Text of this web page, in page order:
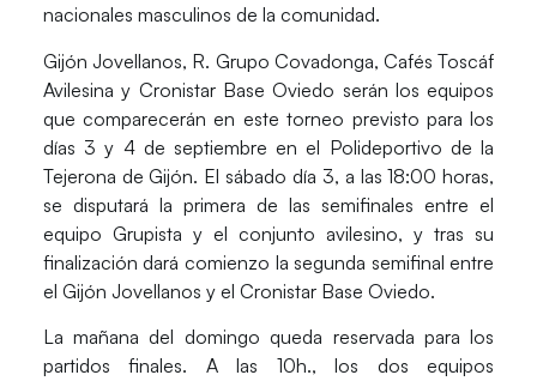
nacionales masculinos de la comunidad.
Gijón Jovellanos, R. Grupo Covadonga, Cafés Toscáf
Avilesinay Cronistar Base Oviedo serán los equipos
que comparecerán en este torneo previsto para los
días 3 y 4 de septiembre en el Polideportivo de la
Tejerona de Gijón. El sábado día 3, a las 18:00 horas,
se disputará la primera de las semifinales entre el
equipo Grupista y el conjunto avilesino, y tras su
finalización dará comienzo la segunda semifinal entre
el Gijón Jovellanos y el Cronistar Base Oviedo.
La mañana del domingo queda reservada para los
partidos finales. A las 10h., los dos equipos